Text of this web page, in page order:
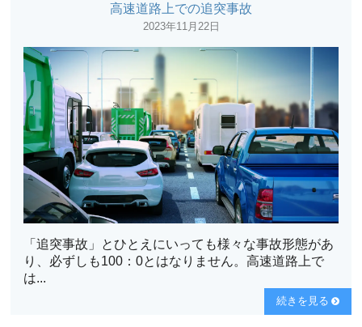
高速道路上での追突事故
2023年11月22日
「追突事故」とひとえにいっても様々な事故形態があ
り、必ずしも100：0とはなりません。高速道路上で
は...
続きを見る